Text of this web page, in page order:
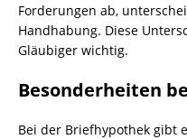
Forderungen ab,
Handhabung. Diese
Gläubiger wichtig.
Besonderheiten
Bei der Briefhypothek gibt